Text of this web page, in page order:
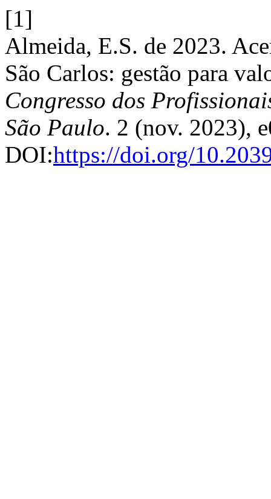
[1]
Almeida, E.S. de 2023.
São Carlos: gestão para
Congresso dos
São Paulo. 2 (nov. 2023),
DOI:https://doi.org/